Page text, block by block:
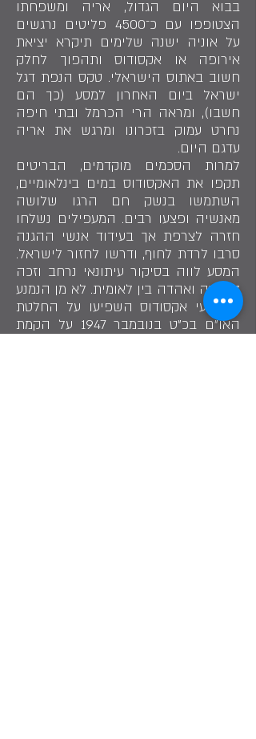
בבוא היום הגדול, אריה ומשפחתו
הצטופפו עם כ־4500 פליטים נרגשים
על אוניה ישנה שלימים תיקרא יציאת
אירופה או אקסודוס ותהפוך לחלק
חשוב באתוס הישראלי. טקס הנפת דגל
ישראל ביום האחרון למסע (כך הם
חשבו), ומראה הרי הכרמל ובתי חיפה
נחרט עמוק בזכרונו ומרגש את אריה
עדגם היום.
למרות הסכמים מוקדמים, הבריטים
תקפו את האקסודוס במים בינלאומיים,
השתמשו בנשק חם הרגו שלושה
מאנשיה ופצעו רבים. המעפילים נשלחו
חזרה לצרפת אך בעידוד אנשי ההגנה
סרבו לרדת לחוף, ודרשו לחזור לישראל.
המסע לווה בסיקור עיתונאי נרחב וזכה
להכרה ואהדה בין לאומית. לא מן הנמנע
שאירועי אקסודוס השפיעו על החלטת
האו"ם בכ"ט בנובמבר 1947 על הקמת